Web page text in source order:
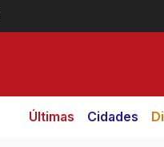
Últimas Cidades